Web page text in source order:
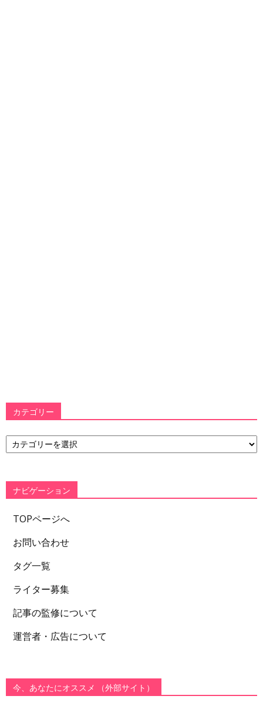
カテゴリー
カ
テ
ー
ナビゲーション
TOPページへ
お問い合わせ
タグ一覧
ライター募集
記事の監修について
運営者・広告について
今、あなたにオススメ （外部サイト）